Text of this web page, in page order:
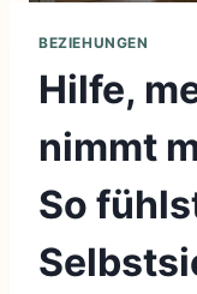
BEZIEHUNGEN
Hilfe,
nimmt
So